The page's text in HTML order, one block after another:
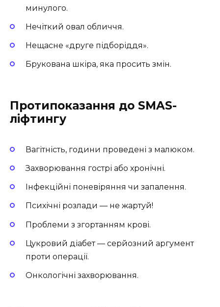
минулого.
Нечіткий овал обличчя.
Нещасне «друге підборіддя».
Брукована шкіра, яка просить змін.
Протипоказання до SMAS-
ліфтингу
Вагітність, години проведені з малюком.
Захворювання гострі або хронічні.
Інфекційні поневіряння чи запалення.
Психічні розлади — не жартуй!
Проблеми з згортанням крові.
Цукровий діабет — серйозний аргумент
проти операції.
Онкологічні захворювання.